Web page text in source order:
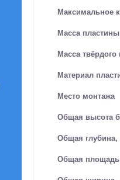
Максимальное
Масса
Масса твёрдого
Материал
Место монтажа
Общая высота
Общая
Общая площадь